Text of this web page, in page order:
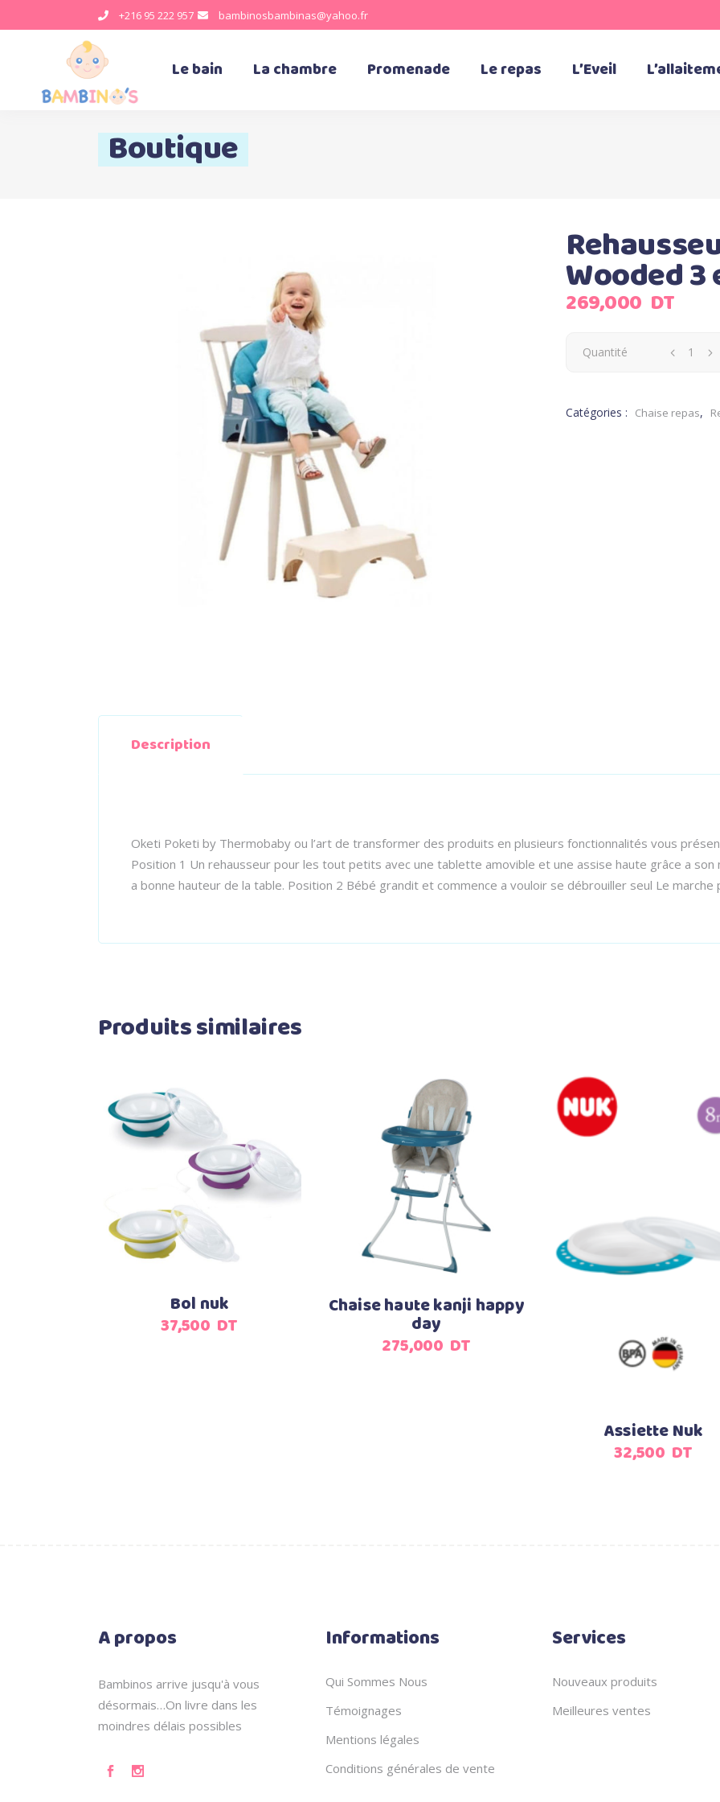
+216 95 222 957 bambinosbambinas@yahoo.fr
Le bain La chambre Promenade Le repas L’Eveil
Boutique
Wooded 3
269,000 DT
Quantité
Catégories : Chaise repas,
Description
Oketi Poketi by Thermobaby ou l’art de transformer des produits en plusieurs fonctionnalités vous
Position 1 Un rehausseur pour les tout petits avec une tablette amovible et une assise haute grâce a
a bonne hauteur de la table. Position 2 Bébé grandit et commence a vouloir se débrouiller seul Le marche
Produits similaires
Ajouter au panier
Bol nuk
37,500 DT
Ajouter au panier
Chaise haute kanji happy
day
275,000 DT
Ajouter au panier
Assiette Nuk
32,500 DT
A propos
Bambinos arrive jusqu'à vous
désormais…On livre dans les
moindres délais possibles
Informations
Qui Sommes Nous
Témoignages
Mentions légales
Conditions générales de vente
Services
Nouveaux produits
Meilleures ventes